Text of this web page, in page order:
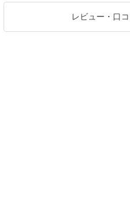
●商品不良、誤商品到着の場合には、
商品到着スタータス、お取引完了前の
レビュー・口コ